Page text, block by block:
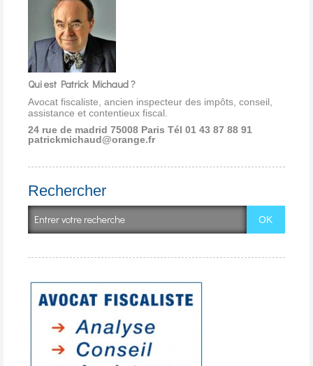
Qui est Patrick Michaud ?
Avocat fiscaliste, ancien inspecteur des impôts, conseil,
assistance et contentieux fiscal.
24 rue de madrid 75008 Paris Tél 01 43 87 88 91
patrickmichaud@orange.fr
Rechercher